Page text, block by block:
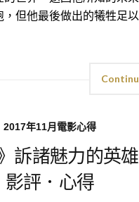
但他最後做出的犧牲足
2017年11月電影心得
訴諸魅力的英雄
影評．心得